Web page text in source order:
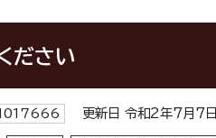
ださい
1017666 更新日 令和2年7月7日